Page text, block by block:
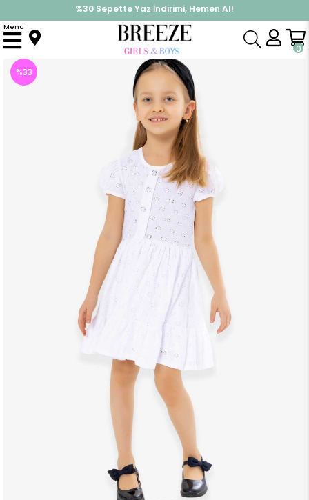
İndirimlere ek %10 İndirimi Kap, Hemen Üye Ol!
0
Menu
Anasayfa Elbise Modelleri Yazlık Elbise Kız Çocuk Elbise Güpürlü Ekru (4 Yaş)
%33